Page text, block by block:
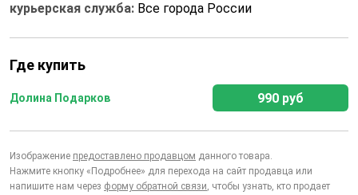
курьерская служба: Все города России
Где купить
Долина Подарков 990 руб
Изображение предоставлено продавцом данного товара.
Нажмите кнопку «Подробнее» для перехода на сайт продавца или
напишите нам через форму обратной связи, чтобы узнать, кто продает